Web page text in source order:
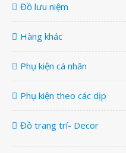
Đồ lưu niệm
Hàng khác
Phụ kiện cá nhân
Phụ kiện theo các dịp
Đồ trang trí- Decor